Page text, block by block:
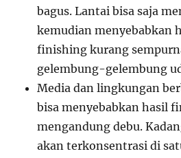
bagus. Lantai bisa saja
kemudian menyebabkan
finishing kurang
gelembung-gelembung
Media dan lingkungan
bisa menyebabkan hasil
mengandung debu.
akan terkonsentrasi di